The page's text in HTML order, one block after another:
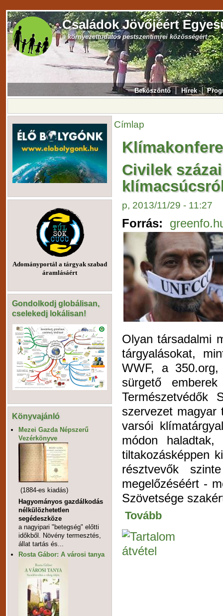
Családok Jövőjéért
a környezettudatos pestszentimrei közösségért
Beköszöntő Hírek
Adományportál a tárgyak szabad
áramlásáért
Gondolkodj globálisan,
cselekedj lokálisan!
Könyvajánló
Mezei Gazda Népszerű
Vezérkönyve
(1884-es kiadás)
Hagyományos gazdálkodás
nélkülözhetetlen
segédeszköze
a nagyipari "betegség" előtti
időkből. Növény termesztés,
állat tartás és...
Rosta Gábor: A városi tanya
Címlap
Civilek
p, 2013/11/29 - 11:27
Forrás:
Olyan társadalmi
tárgyalásokat,
WWF, a
sürgető
Természetvédők
szervezet magyar
varsói
módon
tiltakozásképpen
résztvevők
megelőzéséért -
Szövetsége
Tovább